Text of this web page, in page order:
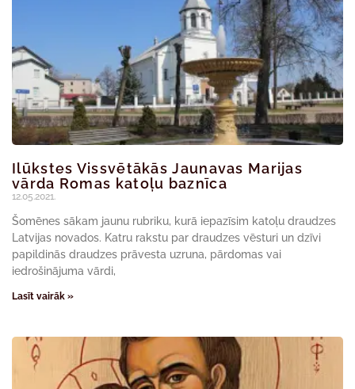
Ilūkstes Vissvētākās Jaunavas Marijas
vārda Romas katoļu baznīca
12.05.2021.
Šomēnes sākam jaunu rubriku, kurā iepazīsim katoļu draudzes
Latvijas novados. Katru rakstu par draudzes vēsturi un dzīvi
papildinās draudzes prāvesta uzruna, pārdomas vai
iedrošinājuma vārdi,
Lasīt vairāk »